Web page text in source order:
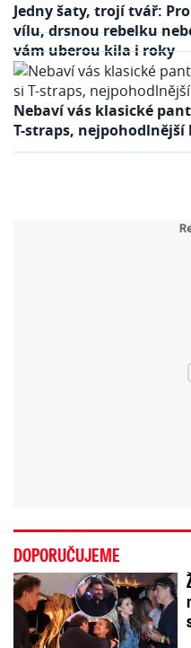
Jedny šaty, trojí tvář:
vílu, drsnou rebelku
vám uberou kila i roky
Nebaví vás klasické
T-straps,
DOPORUČUJEME